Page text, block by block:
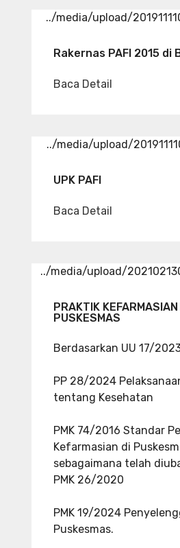
../media/upload/
Rakernas PAFI 2015 di
Baca Detail
../media/upload/
UPK PAFI
Baca Detail
../media/upload/
PRAKTIK KEFARMASIAN
PUSKESMAS
Berdasarkan UU 17/
PP 28/2024
tentang Kesehatan
PMK 74/2016 Standar
Kefarmasian di
sebagaimana telah
PMK 26/2020
PMK 19/2024
Puskesmas.